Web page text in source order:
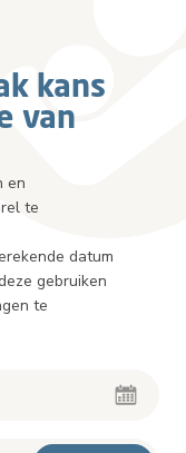
kans
van
en
te
datum
gebruiken
te